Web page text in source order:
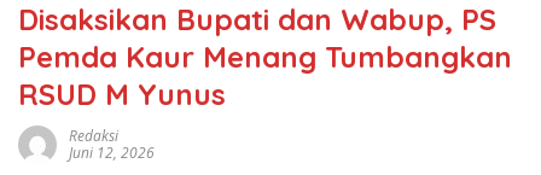
Disaksikan Bupati dan Wabup, PS
Pemda Kaur Menang Tumbangkan
RSUD M Yunus
Redaksi
Juni 12, 2026